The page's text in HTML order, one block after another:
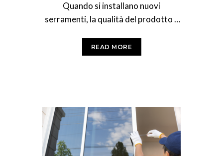
Quando si installano nuovi
serramenti, la qualità del prodotto è
posa in opera dei
READ MORE